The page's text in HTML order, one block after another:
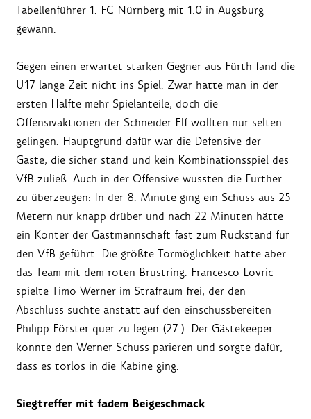
Tabellenführer 1. FC Nürnberg mit 1:0 in Augsburg
gewann.
Gegen einen erwartet starken Gegner aus Fürth fand die
U17 lange Zeit nicht ins Spiel. Zwar hatte man in der
ersten Hälfte mehr Spielanteile, doch die
Offensivaktionen der Schneider-Elf wollten nur selten
gelingen. Hauptgrund dafür war die Defensive der
Gäste, die sicher stand und kein Kombinationsspiel des
VfB zuließ. Auch in der Offensive wussten die Fürther
zu überzeugen: In der 8. Minute ging ein Schuss aus 25
Metern nur knapp drüber und nach 22 Minuten hätte
ein Konter der Gastmannschaft fast zum Rückstand für
den VfB geführt. Die größte Tormöglichkeit hatte aber
das Team mit dem roten Brustring. Francesco Lovric
spielte Timo Werner im Strafraum frei, der den
Abschluss suchte anstatt auf den einschussbereiten
Philipp Förster quer zu legen (27.). Der Gästekeeper
konnte den Werner-Schuss parieren und sorgte dafür,
dass es torlos in die Kabine ging.
Siegtreffer mit fadem Beigeschmack